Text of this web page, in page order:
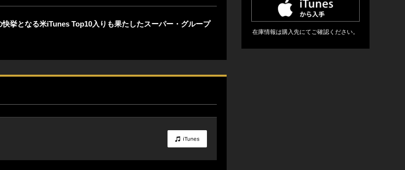
挙となる米iTunes Top10入りも果たしたスーパー・グループ
在庫情報は購入先にてご確認ください。